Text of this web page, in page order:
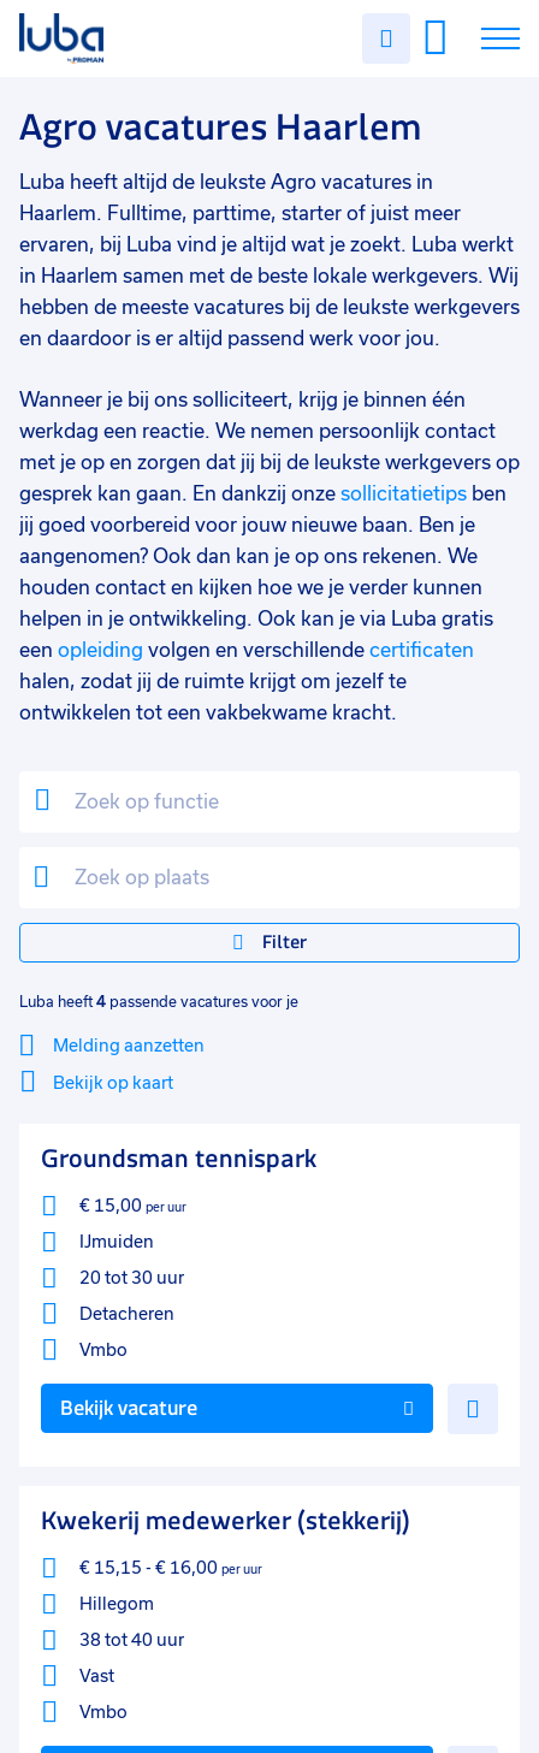
Uren
Vacatures
Over ons
Voor werkgevers
Contact
Agro vacatures Haarlem
Luba heeft altijd de leukste Agro vacatures in
Haarlem. Fulltime, parttime, starter of juist meer
ervaren, bij Luba vind je altijd wat je zoekt. Luba werkt
in Haarlem samen met de beste lokale werkgevers. Wij
hebben de meeste vacatures bij de leukste werkgevers
en daardoor is er altijd passend werk voor jou.
Wanneer je bij ons solliciteert, krijg je binnen één
werkdag een reactie. We nemen persoonlijk contact
met je op en zorgen dat jij bij de leukste werkgevers op
gesprek kan gaan. En dankzij onze sollicitatietips ben
jij goed voorbereid voor jouw nieuwe baan. Ben je
aangenomen? Ook dan kan je op ons rekenen. We
houden contact en kijken hoe we je verder kunnen
helpen in je ontwikkeling. Ook kan je via Luba gratis
een opleiding volgen en verschillende certificaten
halen, zodat jij de ruimte krijgt om jezelf te
ontwikkelen tot een vakbekwame kracht.
Filter
Filter vacatures
Vakgebied 0
Agro 4
Opleidingsniveau
Vmbo
Havo 1
Soort contract
Tijdelijk 3
Detacheren 2
Vast
Uren per week 0
37 - 40+ uur 3
25 - 32 uur 1
17 - 24 uur 1
Luba heeft 4 passende vacatures voor je
Melding aanzetten
Bekijk op kaart
Filter
Sluiten
Groundsman tennispark
€ 15,00 per uur
IJmuiden
20 tot 30 uur
Detacheren
Vmbo
Bekijk vacature
Kwekerij medewerker (stekkerij)
€ 15,15 - € 16,00 per uur
Hillegom
38 tot 40 uur
Vast
Vmbo